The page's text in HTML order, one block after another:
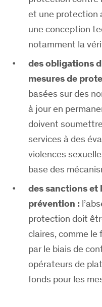
et une protection
une conception
notamment la
des obligations
mesures de
basées sur des
à jour en
doivent
services à des
violences
base des
des sanctions et
prévention :
protection doit
claires, comme le
par le biais de
opérateurs de
fonds pour les